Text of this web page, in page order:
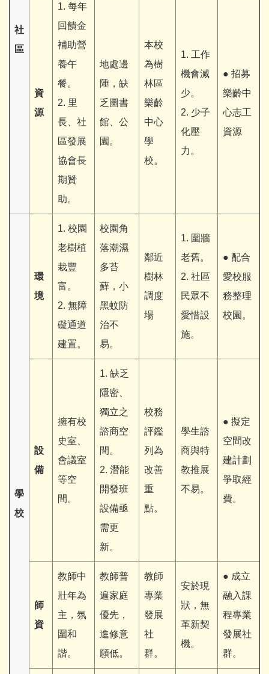
社
區
資
源
1. 每年
回饋金
補助營
養午
餐。
2. 里
長、社
區發展
協會長
期贊
助。
地處邊
陲，缺
乏圖書
館、公
園。
本校
為樹
林區
樂齡
中心
學
校。
1. 工作
機會減
少。
2. 少子
化壓
力。
● 招募
樂齡中
心志工
資源
學
校
環
境
1. 校園
老樹植
栽豐
富。
2. 無障
礙通道
建置。
校園角
落潮濕
多苔
蘚，小
黑蚊防
治不
易。
鄰近
樹林
調度
場
1. 圍牆
老舊。
2. 社區
民眾不
愛惜設
施。
● 配合
愛校服
務整理
校園。
設
備
擁有校
史室、
會議室
等空
間。
1. 缺乏
隱密、
獨立之
諮商空
間。
2. 潛能
開發班
設備亟
需更
新。
校務
評鑑
列為
改善
重
點。
學生諮
商與特
教推展
不易。
● 擬定
空間改
建計劃
爭取經
費。
師
資
教師中
壯年為
主，氛
圍和
諧。
教師普
遍家庭
優先，
進修意
願低。
教師
專業
發展
社
群。
安於現
狀，無
革新契
機。
● 成立
融入課
程專業
發展社
群。